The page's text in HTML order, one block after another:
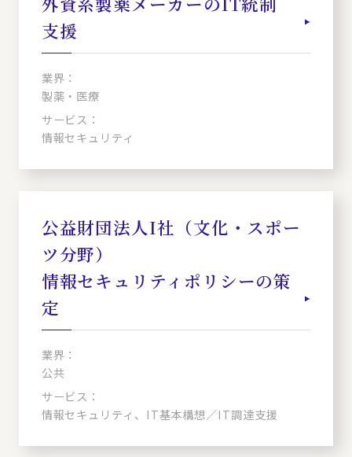
支援
業界：
製薬・医療
サービス：
情報セキュリティ
公益財団法人I社（文化・スポー
ツ分野）
情報セキュリティポリシーの策
定
業界：
公共
サービス：
情報セキュリティ、IT基本構想／IT調達支援